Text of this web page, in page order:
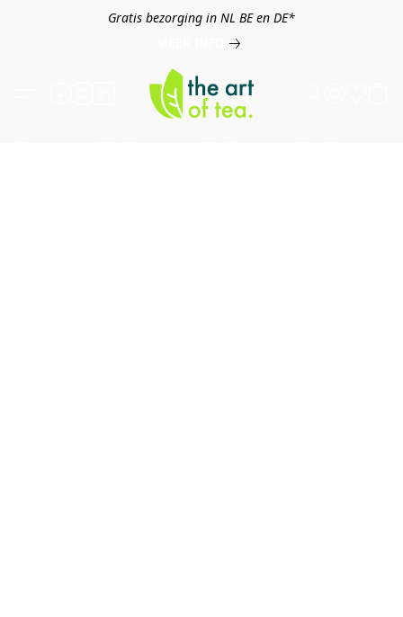
Gratis bezorging in NL BE en DE*